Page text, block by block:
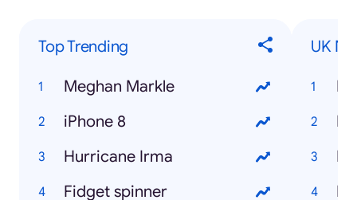
Top Trending
Meghan Markle
iPhone 8
Hurricane Irma
Fidget spinner
UK